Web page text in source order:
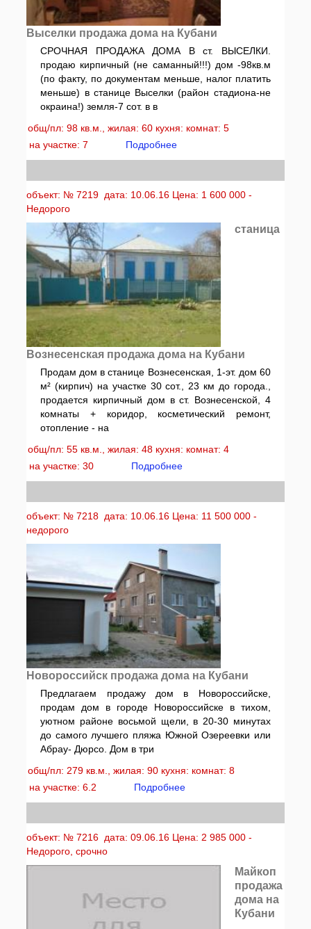
Выселки продажа дома на Кубани
СРОЧНАЯ ПРОДАЖА ДОМА В ст. ВЫСЕЛКИ.
продаю кирпичный (не саманный!!!) дом -98кв.м
(по факту, по документам меньше, налог платить
меньше) в станице Выселки (район стадиона-не
окраина!) земля-7 сот. в в
общ/пл: 98 кв.м., жилая: 60 кухня: комнат: 5
на участке: 7
Подробнее
объект: № 7219 дата: 10.06.16 Цена: 1 600 000 -
Недорого
станица
Вознесенская продажа дома на Кубани
Продам дом в станице Вознесенская, 1-эт. дом 60
м² (кирпич) на участке 30 сот., 23 км до города.,
продается кирпичный дом в ст. Вознесенской, 4
комнаты + коридор, косметический ремонт,
отопление - на
общ/пл: 55 кв.м., жилая: 48 кухня: комнат: 4
на участке: 30
Подробнее
объект: № 7218 дата: 10.06.16 Цена: 11 500 000 -
недорого
Новороссийск продажа дома на Кубани
Предлагаем продажу дом в Новороссийске,
продам дом в городе Новороссийске в тихом,
уютном районе восьмой щели, в 20-30 минутах
до самого лучшего пляжа Южной Озереевки или
Абрау- Дюрсо. Дом в три
общ/пл: 279 кв.м., жилая: 90 кухня: комнат: 8
на участке: 6.2
Подробнее
объект: № 7216 дата: 09.06.16 Цена: 2 985 000 -
Недорого, срочно
Майкоп
продажа
дома на
Кубани